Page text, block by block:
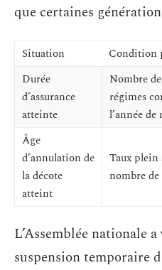
que certaines
Situation
Condition
Durée
d’assurance
atteinte
Nombre
régimes
l’année de
Âge
d’annulation de
la décote
atteint
Taux plein
nombre
L’Assemblée nationale
suspension temporaire